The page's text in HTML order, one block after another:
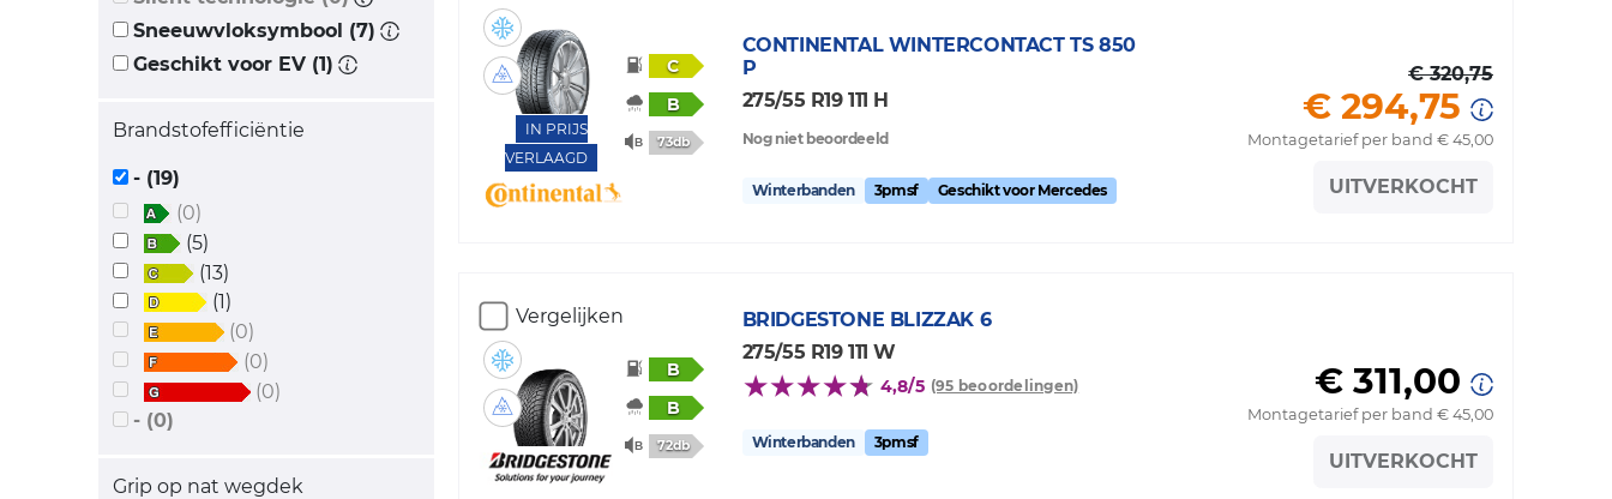
Sneeuwvloksymbool (7)
Geschikt voor EV (1)
Brandstofefficiëntie
- (19)
(0)
(5)
(13)
(1)
(0)
(0)
(0)
- (0)
Grip op nat wegdek
IN PRIJS
VERLAAGD
C
B
73db
CONTINENTAL WINTERCONTACT TS 850
P
275/55 R19 111 H
Nog niet beoordeeld
Winterbanden 3pmsf Geschikt voor Mercedes
€ 320,75
€ 294,75
Montagetarief per band € 45,00
UITVERKOCHT
Vergelijken
B
B
72db
BRIDGESTONE BLIZZAK 6
275/55 R19 111 W
4,8/5 (95 beoordelingen)
Winterbanden 3pmsf
€ 311,00
Montagetarief per band € 45,00
UITVERKOCHT